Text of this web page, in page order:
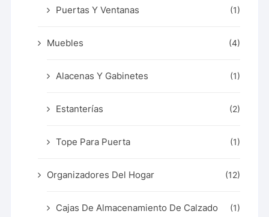
Puertas Y Ventanas (1)
Muebles (4)
Alacenas Y Gabinetes (1)
Estanterías (2)
Tope Para Puerta (1)
Organizadores Del Hogar (12)
Cajas De Almacenamiento De Calzado (1)